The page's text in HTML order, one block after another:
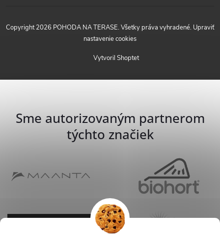
Vytvoril Shoptet
Copyright 2026 POHODA NA TERASE. Všetky práva vyhradené. Upraviť
nastavenie cookies
Sme autorizovaným partnerom
týchto značiek